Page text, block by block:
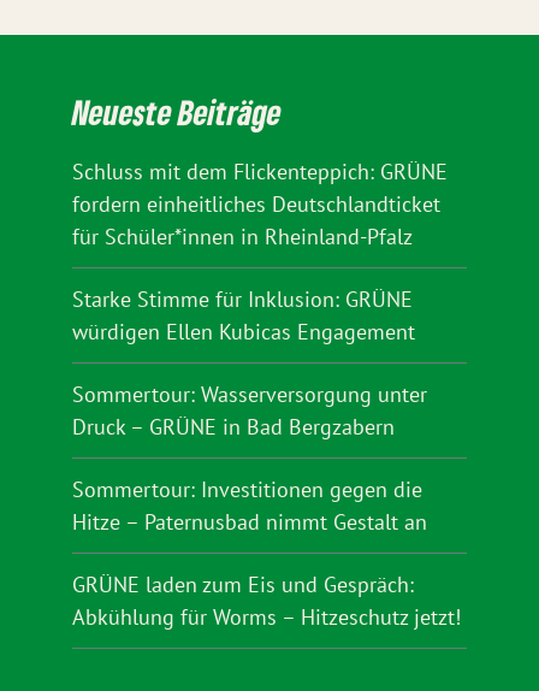
Neueste Beiträge
Schluss mit dem Flickenteppich: GRÜNE
fordern einheitliches Deutschlandticket
für Schüler*innen in Rheinland-Pfalz
Starke Stimme für Inklusion: GRÜNE
würdigen Ellen Kubicas Engagement
Sommertour: Wasserversorgung unter
Druck – GRÜNE in Bad Bergzabern
Sommertour: Investitionen gegen die
Hitze – Paternusbad nimmt Gestalt an
GRÜNE laden zum Eis und Gespräch:
Abkühlung für Worms – Hitzeschutz jetzt!